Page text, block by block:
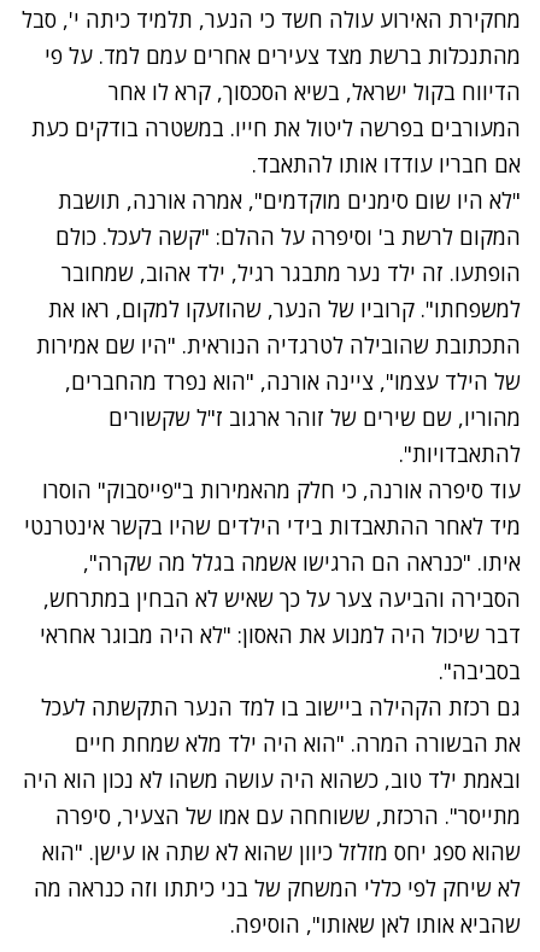
נסה שוב
מחקירת האירוע עולה חשד כי הנער, תלמיד כיתה י', סבל
מהתנכלות ברשת מצד צעירים אחרים עמם למד. על פי
הדיווח בקול ישראל, בשיא הסכסוך, קרא לו אחר
המעורבים בפרשה ליטול את חייו. במשטרה בודקים כעת
אם חבריו עודדו אותו להתאבד.
"לא היו שום סימנים מוקדמים", אמרה אורנה, תושבת
המקום לרשת ב' וסיפרה על ההלם: "קשה לעכל. כולם
הופתעו. זה ילד נער מתבגר רגיל, ילד אהוב, שמחובר
למשפחתו". קרוביו של הנער, שהוזעקו למקום, ראו את
התכתובת שהובילה לטרגדיה הנוראית. "היו שם אמירות
של הילד עצמו", ציינה אורנה, "הוא נפרד מהחברים,
מהוריו, שם שירים של זוהר ארגוב ז"ל שקשורים
להתאבדויות".
עוד סיפרה אורנה, כי חלק מהאמירות ב"פייסבוק" הוסרו
מיד לאחר ההתאבדות בידי הילדים שהיו בקשר אינטרנטי
איתו. "כנראה הם הרגישו אשמה בגלל מה שקרה",
הסבירה והביעה צער על כך שאיש לא הבחין במתרחש,
דבר שיכול היה למנוע את האסון: "לא היה מבוגר אחראי
בסביבה".
גם רכזת הקהילה ביישוב בו למד הנער התקשתה לעכל
את הבשורה המרה. "הוא היה ילד מלא שמחת חיים
ובאמת ילד טוב, כשהוא היה עושה משהו לא נכון הוא היה
מתייסר". הרכזת, ששוחחה עם אמו של הצעיר, סיפרה
שהוא ספג יחס מזלזל כיוון שהוא לא שתה או עישן. "הוא
לא שיחק לפי כללי המשחק של בני כיתתו וזה כנראה מה
שהביא אותו לאן שאותו", הוסיפה.